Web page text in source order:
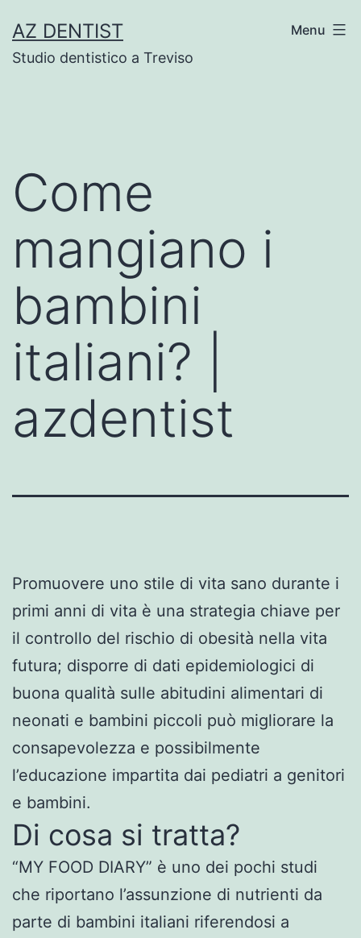
to
content
AZ DENTIST
Studio dentistico a Treviso
Menu
Come
mangiano i
bambini
italiani? |
azdentist
Promuovere uno stile di vita sano durante i
primi anni di vita è una strategia chiave per
il controllo del rischio di obesità nella vita
futura; disporre di dati epidemiologici di
buona qualità sulle abitudini alimentari di
neonati e bambini piccoli può migliorare la
consapevolezza e possibilmente
l’educazione impartita dai pediatri a genitori
e bambini.
Di cosa si tratta?
“MY FOOD DIARY” è uno dei pochi studi
che riportano l’assunzione di nutrienti da
parte di bambini italiani riferendosi a